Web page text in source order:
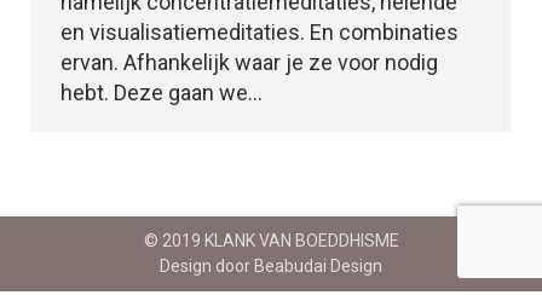
en visualisatiemeditaties. En combinaties
ervan. Afhankelijk waar je ze voor nodig
hebt. Deze gaan we…
© 2019 KLANK VAN BOEDDHISME
Design door Beabudai Design